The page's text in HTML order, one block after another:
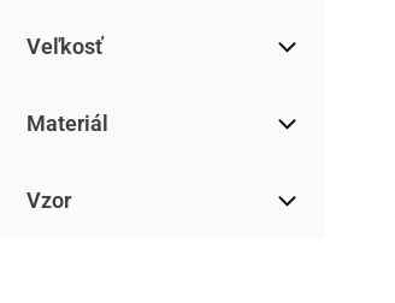
Veľkosť
Materiál
Vzor